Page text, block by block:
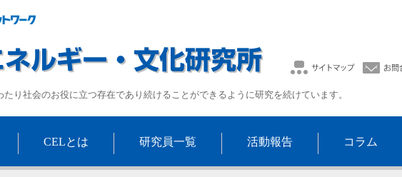
たり社会のお役に立つ存在であり続けることができるように研究を続けています。
CELとは 研究員一覧 活動報告 コラム